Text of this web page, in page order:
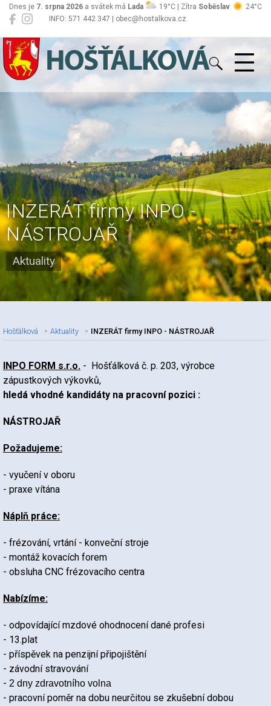
INFO: 571 442 347 | obec@hostalkova.cz
Dnes je 7. srpna 2026 a svátek má Lada 19°C | Zítra Soběslav 24°C
Hošťálková
INZERÁT firmy INPO -
NÁSTROJAŘ
Aktuality
Hošťálková Aktuality INZERÁT firmy INPO - NÁSTROJAŘ
Nadpis článku
INPO FORM s.r.o. - Hošťálková č. p. 203, výrobce
zápustkových výkovků,
hledá vhodné kandidáty na pracovní pozici :
NÁSTROJAŘ
Požadujeme:
- vyučení v oboru
- praxe vítána
Náplň práce:
- frézování, vrtání - konveční stroje
- montáž kovacích forem
- obsluha CNC frézovacího centra
Nabízíme:
- odpovídající mzdové ohodnocení dané profesi
- 13.plat
- příspěvek na penzijní připojištění
- závodní stravování
- 2 dny zdravotního volna
- pracovní poměr na dobu neurčitou se zkušební dobou